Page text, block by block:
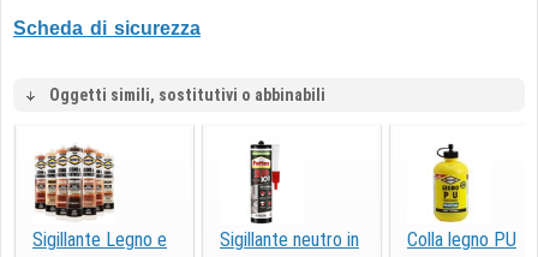
Scheda di sicurezza
Oggetti simili, sostitutivi o abbinabili
Sigillante Legno e
Sigillante neutro in
Colla legno PU